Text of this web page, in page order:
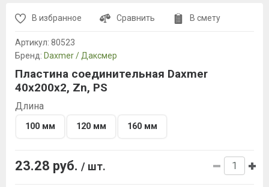
В избранное Сравнить В смету
Артикул: 80523
Бренд: Daxmer / Даксмер
Пластина соединительная Daxmer
40х200х2, Zn, PS
Длина
100 мм 120 мм 160 мм
23.28 руб. / шт.